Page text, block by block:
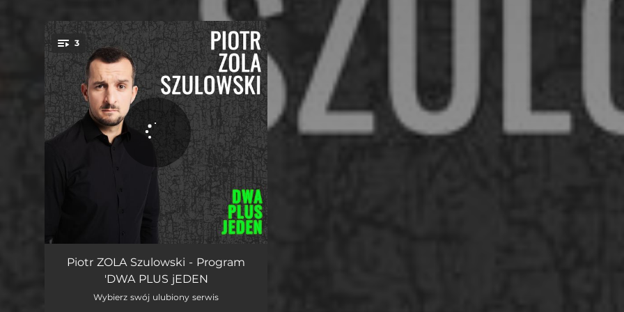
You're all set!
3
Egzamin na prawo jazdy, WPRy 04:38
Impreza na kolei
Piotr ZOLA Szulowski - Program
'DWA PLUS jEDEN
Wybierz swój ulubiony serwis